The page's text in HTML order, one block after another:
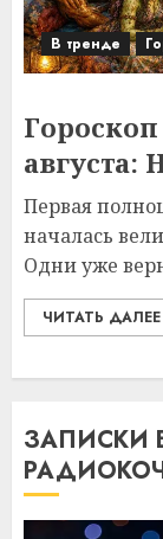
В тренде
августа:
Первая
началась
Одни уже
ЧИТАТЬ ДАЛЕЕ
ЗАПИСКИ